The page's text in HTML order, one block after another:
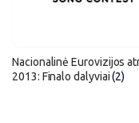
Nacionalinė Eurovizijos
2013: Finalo dalyviai(2)